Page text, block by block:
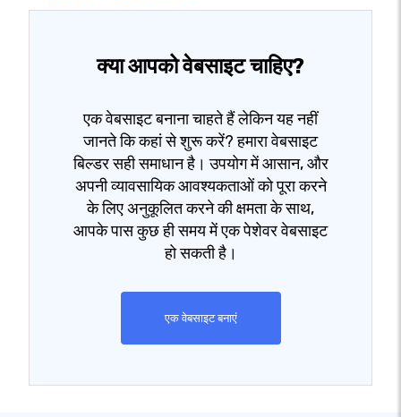
क्या आपको वेबसाइट चाहिए?
एक वेबसाइट बनाना चाहते हैं लेकिन यह नहीं
जानते कि कहां से शुरू करें? हमारा वेबसाइट
बिल्डर सही समाधान है। उपयोग में आसान, और
अपनी व्यावसायिक आवश्यकताओं को पूरा करने
के लिए अनुकूलित करने की क्षमता के साथ,
आपके पास कुछ ही समय में एक पेशेवर वेबसाइट
हो सकती है।
एक वेबसाइट बनाएं